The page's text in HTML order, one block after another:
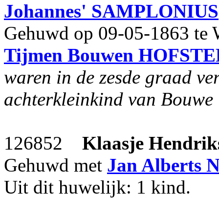
Johannes' SAMPLONIUS
Gehuwd op 09-05-1863 te
Tijmen Bouwen
waren in de zesde graad
achterkleinkind van
126852 Klaasje
Gehuwd met Jan Alberts
Uit dit huwelijk: 1 kind.